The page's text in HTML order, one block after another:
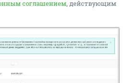
соглашением , действующим